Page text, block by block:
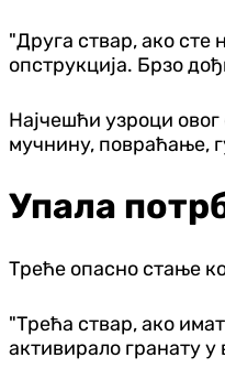
"Друга ствар, ако сте
опструкција. Брзо
Најчешћи узроци
мучнину, повраћање,
Упала
Треће опасно стање
"Трећа ствар, ако
активирало гранату